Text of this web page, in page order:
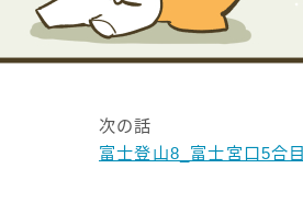
次の話
富士登山8_富士宮口5合目